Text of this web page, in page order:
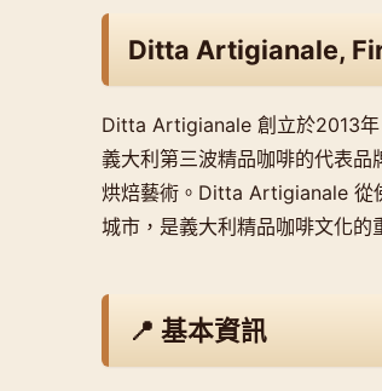
Ditta Artigianale,
Ditta Artigianale 創立於2013
義大利第三波精品咖啡的代表
烘焙藝術。Ditta Artigianale 從
城市，是義大利精品咖啡文化的
📍 基本資訊